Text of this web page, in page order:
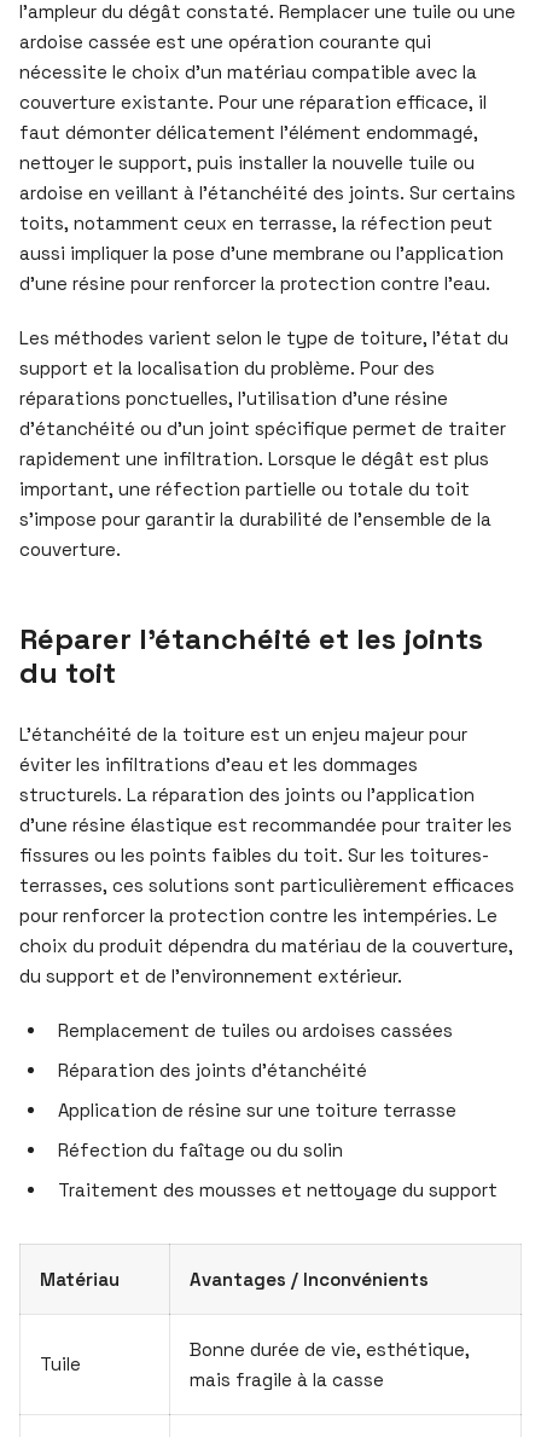
l’ampleur du dégât constaté. Remplacer une tuile ou une
ardoise cassée est une opération courante qui
nécessite le choix d’un matériau compatible avec la
couverture existante. Pour une réparation efficace, il
faut démonter délicatement l’élément endommagé,
nettoyer le support, puis installer la nouvelle tuile ou
ardoise en veillant à l’étanchéité des joints. Sur certains
toits, notamment ceux en terrasse, la réfection peut
aussi impliquer la pose d’une membrane ou l’application
d’une résine pour renforcer la protection contre l’eau.
Les méthodes varient selon le type de toiture, l’état du
support et la localisation du problème. Pour des
réparations ponctuelles, l’utilisation d’une résine
d’étanchéité ou d’un joint spécifique permet de traiter
rapidement une infiltration. Lorsque le dégât est plus
important, une réfection partielle ou totale du toit
s’impose pour garantir la durabilité de l’ensemble de la
couverture.
Réparer l’étanchéité et les joints
du toit
L’étanchéité de la toiture est un enjeu majeur pour
éviter les infiltrations d’eau et les dommages
structurels. La réparation des joints ou l’application
d’une résine élastique est recommandée pour traiter les
fissures ou les points faibles du toit. Sur les toitures-
terrasses, ces solutions sont particulièrement efficaces
pour renforcer la protection contre les intempéries. Le
choix du produit dépendra du matériau de la couverture,
du support et de l’environnement extérieur.
Remplacement de tuiles ou ardoises cassées
Réparation des joints d’étanchéité
Application de résine sur une toiture terrasse
Réfection du faîtage ou du solin
Traitement des mousses et nettoyage du support
Matériau Avantages / Inconvénients
Tuile
Bonne durée de vie, esthétique,
mais fragile à la casse